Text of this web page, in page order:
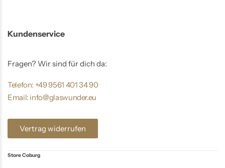
Kundenservice
Fragen? Wir sind für dich da:
Telefon: +49 9561 401 34 90
Email: info@glaswunder.eu
Vertrag widerrufen
Store Coburg